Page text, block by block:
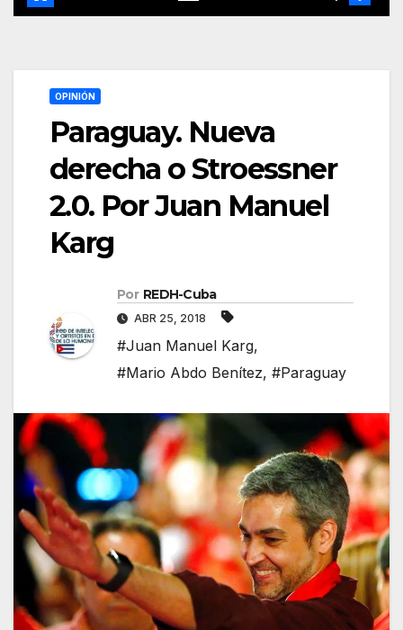
OPINIÓN
Paraguay. Nueva
derecha o Stroessner
2.0. Por Juan Manuel
Karg
Por REDH-Cuba
ABR 25, 2018
#Juan Manuel Karg,
#Mario Abdo Benítez, #Paraguay